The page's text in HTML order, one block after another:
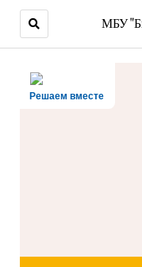
МБУ
Решаем вместе